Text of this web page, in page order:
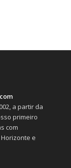
a partir da
primeiro
com
e